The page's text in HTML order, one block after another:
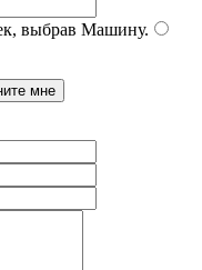
выбрав Машину.